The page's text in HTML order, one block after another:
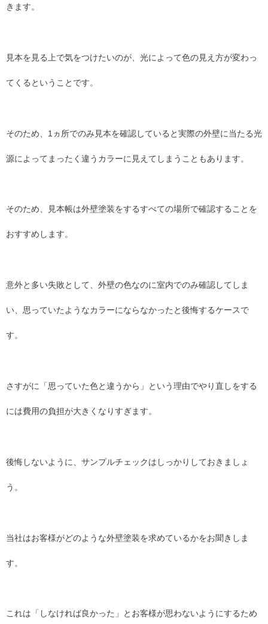
きます。
見本を見る上で気をつけたいのが、光によって色の見え方が変わっ
てくるということです。
そのため、1ヵ所でのみ見本を確認していると実際の外壁に当たる光
源によってまったく違うカラーに見えてしまうこともあります。
そのため、見本帳は外壁塗装をするすべての場所で確認することを
おすすめします。
意外と多い失敗として、外壁の色なのに室内でのみ確認してしま
い、思っていたようなカラーにならなかったと後悔するケースで
す。
さすがに「思っていた色と違うから」という理由でやり直しをする
には費用の負担が大きくなりすぎます。
後悔しないように、サンプルチェックはしっかりしておきましょ
う。
当社はお客様がどのような外壁塗装を求めているかをお聞きしま
す。
これは「しなければ良かった」とお客様が思わないようにするため